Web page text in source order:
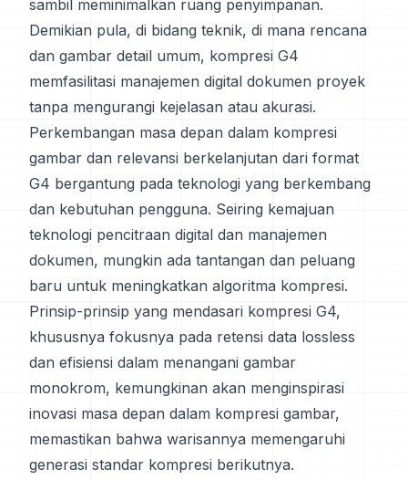
sambil meminimalkan ruang penyimpanan.
Demikian pula, di bidang teknik, di mana rencana
dan gambar detail umum, kompresi G4
memfasilitasi manajemen digital dokumen proyek
tanpa mengurangi kejelasan atau akurasi.
Perkembangan masa depan dalam kompresi
gambar dan relevansi berkelanjutan dari format
G4 bergantung pada teknologi yang berkembang
dan kebutuhan pengguna. Seiring kemajuan
teknologi pencitraan digital dan manajemen
dokumen, mungkin ada tantangan dan peluang
baru untuk meningkatkan algoritma kompresi.
Prinsip-prinsip yang mendasari kompresi G4,
khususnya fokusnya pada retensi data lossless
dan efisiensi dalam menangani gambar
monokrom, kemungkinan akan menginspirasi
inovasi masa depan dalam kompresi gambar,
memastikan bahwa warisannya memengaruhi
generasi standar kompresi berikutnya.